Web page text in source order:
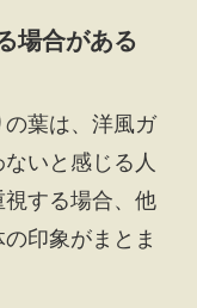
場合がある
葉は、洋風ガ
いと感じる人
する場合、他
印象がまとま